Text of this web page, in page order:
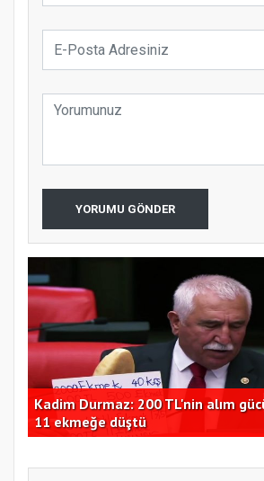
YORUMU GÖNDER
Kadim Durmaz: 200 TL'nin alım
11 ekmeğe düştü